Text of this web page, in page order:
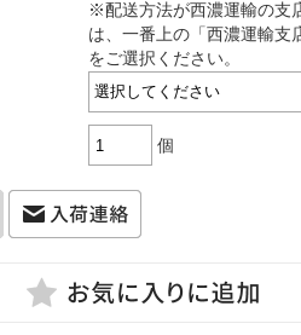
※配送方法が西濃運輸の支
は、一番上の「西濃運輸支
をご選択ください。
個